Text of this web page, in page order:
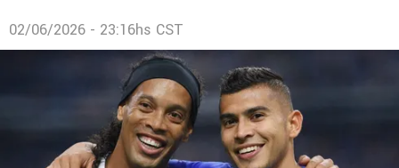
02/06/2026 - 23:16hs CST